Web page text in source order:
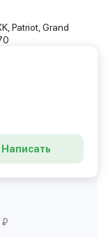
Patriot, Grand
Написать
₽